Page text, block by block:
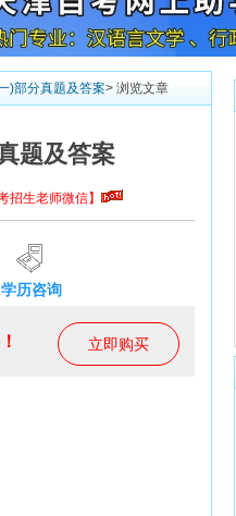
)部分真题及答案> 浏览文章
题及答案
招生老师微信】
学历咨询
立即购买